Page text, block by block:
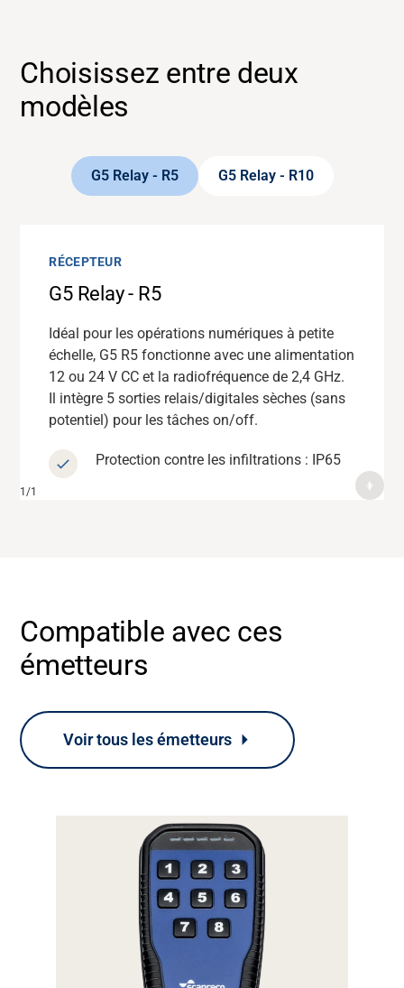
À propos
Carrière
Banque média
Choisissez entre deux
modèles
G5 Relay - R5 G5 Relay - R10
RÉCEPTEUR
G5 Relay - R5
Idéal pour les opérations numériques à petite
échelle, G5 R5 fonctionne avec une alimentation
12 ou 24 V CC et la radiofréquence de 2,4 GHz.
Il intègre 5 sorties relais/digitales sèches (sans
potentiel) pour les tâches on/off.
Protection contre les infiltrations : IP65
RÉCEPTEUR
G5 Relay - R10
Quand vous avez besoin d’une capacité de
relaissupplémentaire, G5 R10 prend en charge
10 sorties relais/digitales sans potentiel,
fonctionne en 12 ou 24 V CC et utilise la
radiofréquence 2,4 GHz.
Protection contre les infiltrations : IP65
Compatible avec ces
émetteurs
Voir tous les émetteurs